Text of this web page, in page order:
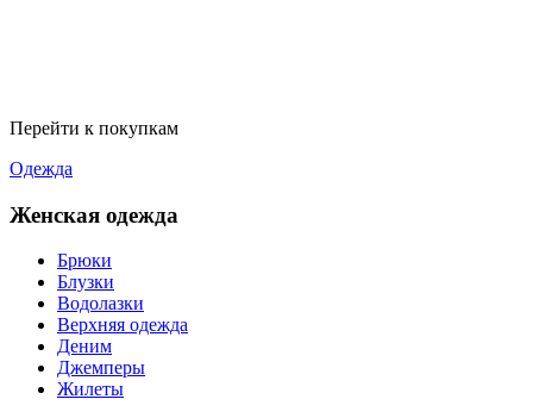
Перейти к покупкам
Одежда
Женская одежда
Брюки
Блузки
Водолазки
Верхняя одежда
Деним
Джемперы
Жилеты